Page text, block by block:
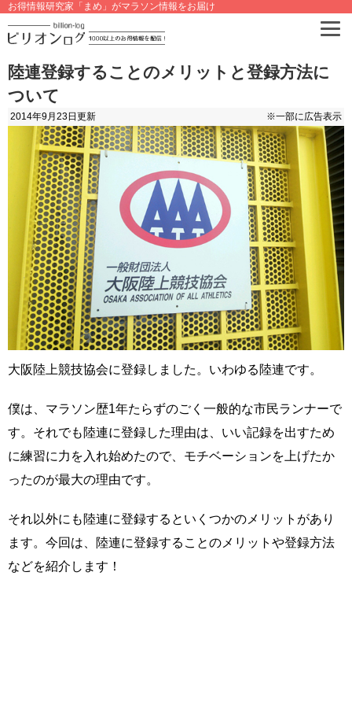
お得情報研究家「まめ」がマラソン情報をお届け
陸連登録することのメリットと登録方法に
ついて
2014年9月23日 更新 ※一部に広告表示
大阪陸上競技協会に登録しました。いわゆる陸連です。
僕は、マラソン歴1年たらずのごく一般的な市民ランナーで
す。それでも陸連に登録した理由は、いい記録を出すため
に練習に力を入れ始めたので、モチベーションを上げたか
ったのが最大の理由です。
それ以外にも陸連に登録するといくつかのメリットがあり
ます。今回は、陸連に登録することのメリットや登録方法
などを紹介します！